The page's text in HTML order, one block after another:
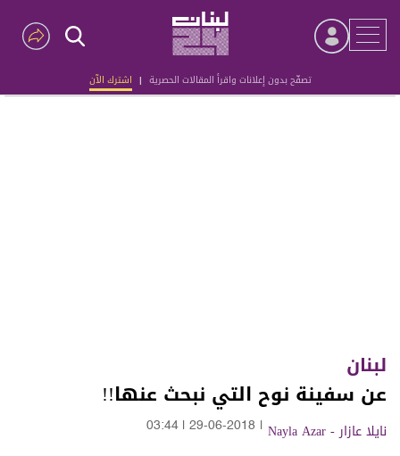
تصفّح بدون إعلانات واقرأ المقالات الحصرية | اشترك الآن
Advertisement
لبنان
عن سفينة نوح التي نبحث عنها!!
نايلا عازار - Nayla Azar 29-06-2018
03:44